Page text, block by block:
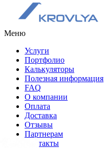
Меню
Услуги
Портфолио
Калькуляторы
Полезная информация
FAQ
О компании
Оплата
Доставка
Отзывы
Партнерам
Контакты